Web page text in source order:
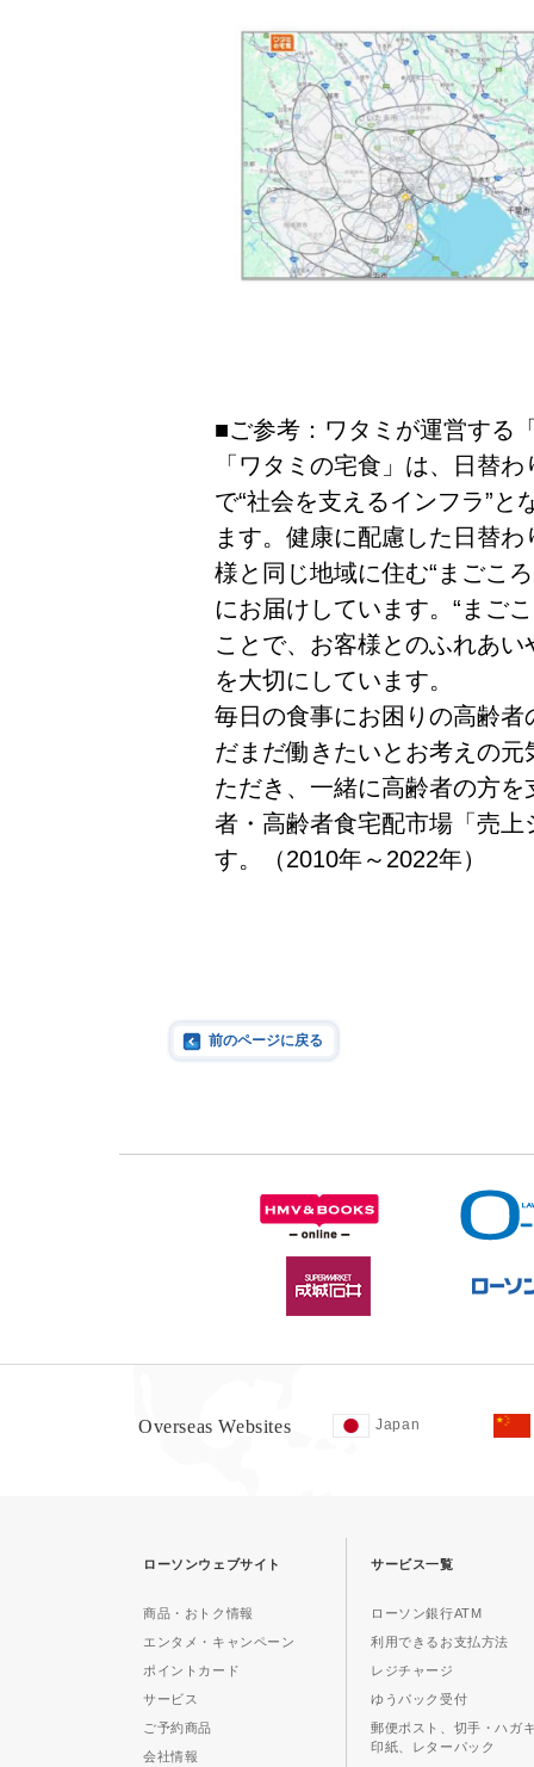
■ご参考：ワタミが運営する
「ワタミの宅食」は、日替
で“社会を支えるインフラ”
ます。健康に配慮した日替
様と同じ地域に住む“まごこ
にお届けしています。“まご
ことで、お客様とのふれあ
を大切にしています。
毎日の食事にお困りの高齢
だまだ働きたいとお考えの
ただき、一緒に高齢者の方
者・高齢者食宅配市場「売
す。（2010年～2022年）
前のページに戻る
Overseas Websites Japan
ローソンウェブサイト
商品・おトク情報
エンタメ・キャンペーン
ポイントカード
サービス
ご予約商品
会社情報
サービス一覧
ローソン銀行ATM
利用できるお支払方法
レジチャージ
ゆうパック受付
郵便ポスト、切手・ハガ
印紙、レターパック